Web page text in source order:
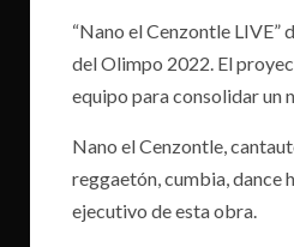
“Nano el Cenzontle
del Olimpo 2022. El
equipo para consolidar un
Nano el Cenzontle,
reggaetón, cumbia, dance
ejecutivo de esta obra.